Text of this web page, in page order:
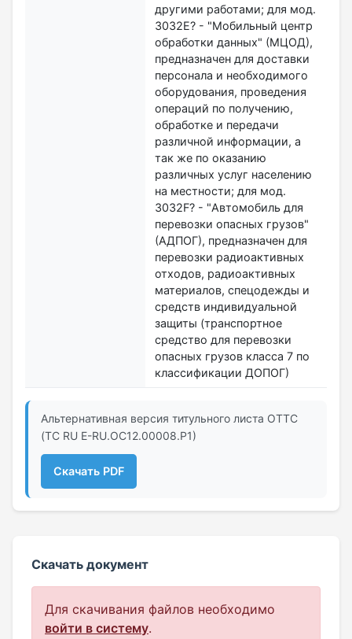
другими работами; для мод.
3032E? - "Мобильный центр
обработки данных" (МЦОД),
предназначен для доставки
персонала и необходимого
оборудования, проведения
операций по получению,
обработке и передачи
различной информации, а
так же по оказанию
различных услуг населению
на местности; для мод.
3032F? - "Автомобиль для
перевозки опасных грузов"
(АДПОГ), предназначен для
перевозки радиоактивных
отходов, радиоактивных
материалов, спецодежды и
средств индивидуальной
защиты (транспортное
средство для перевозки
опасных грузов класса 7 по
классификации ДОПОГ)
Альтернативная версия титульного листа ОТТС
(ТС RU Е-RU.ОС12.00008.Р1)
Скачать PDF
Скачать документ
Для скачивания файлов необходимо
войти в систему.